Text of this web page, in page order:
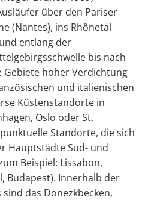
über den Pariser
(Nantes), ins Rhônetal
entlang der
bis nach
Gebiete hoher Verdichtung
und italienischen
Küstenstandorte in
Oslo oder St.
Standorte, die sich
Hauptstädte Süd- und
Beispiel: Lissabon,
Budapest). Innerhalb der
das Donezkbecken,